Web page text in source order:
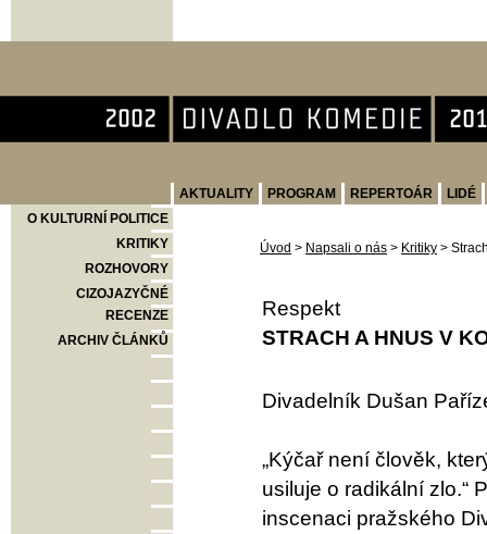
AKTUALITY PROGRAM REPERTOÁR
LIDÉ
O KULTURNÍ POLITICE
KRITIKY
ROZHOVORY
CIZOJAZYČNÉ
RECENZE
ARCHIV ČLÁNKŮ
Úvod > Napsali o nás > Kritiky >
Respekt
STRACH A HNUS V
Divadelník Dušan
„Kýčař není člověk,
usiluje o radikální zlo.“
inscenaci pražského